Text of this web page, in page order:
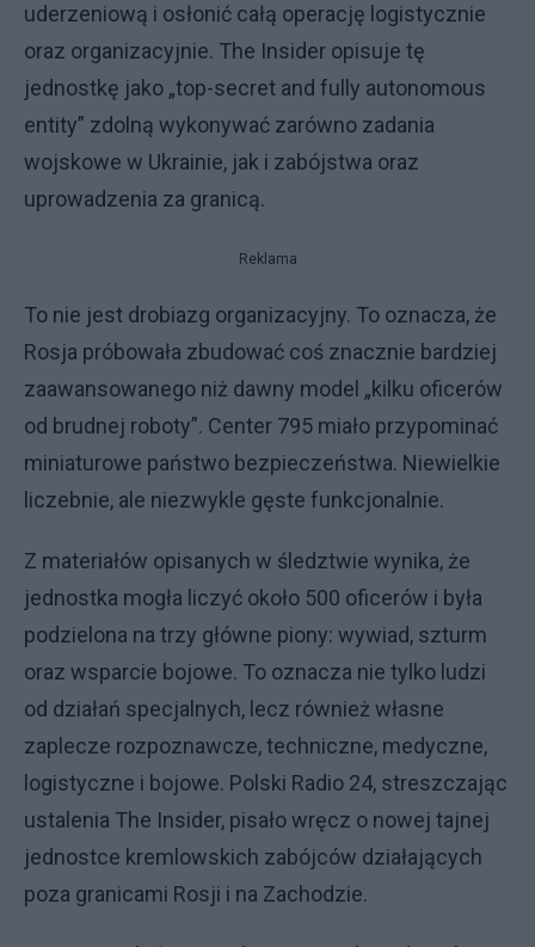
uderzeniową i osłonić całą operację logistycznie
oraz organizacyjnie. The Insider opisuje tę
jednostkę jako „top-secret and fully autonomous
entity” zdolną wykonywać zarówno zadania
wojskowe w Ukrainie, jak i zabójstwa oraz
uprowadzenia za granicą.
Reklama
To nie jest drobiazg organizacyjny. To oznacza, że
Rosja próbowała zbudować coś znacznie bardziej
zaawansowanego niż dawny model „kilku oficerów
od brudnej roboty”. Center 795 miało przypominać
miniaturowe państwo bezpieczeństwa. Niewielkie
liczebnie, ale niezwykle gęste funkcjonalnie.
Z materiałów opisanych w śledztwie wynika, że
jednostka mogła liczyć około 500 oficerów i była
podzielona na trzy główne piony: wywiad, szturm
oraz wsparcie bojowe. To oznacza nie tylko ludzi
od działań specjalnych, lecz również własne
zaplecze rozpoznawcze, techniczne, medyczne,
logistyczne i bojowe. Polski Radio 24, streszczając
ustalenia The Insider, pisało wręcz o nowej tajnej
jednostce kremlowskich zabójców działających
poza granicami Rosji i na Zachodzie.